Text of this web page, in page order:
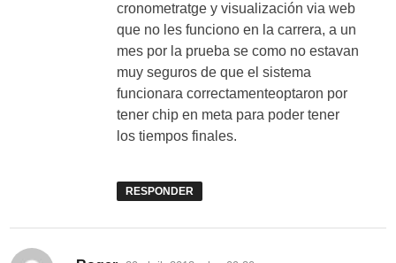
cronometratge y visualización via web
que no les funciono en la carrera, a un
mes por la prueba se como no estavan
muy seguros de que el sistema
funcionara correctamenteoptaron por
tener chip en meta para poder tener
los tiempos finales.
RESPONDER